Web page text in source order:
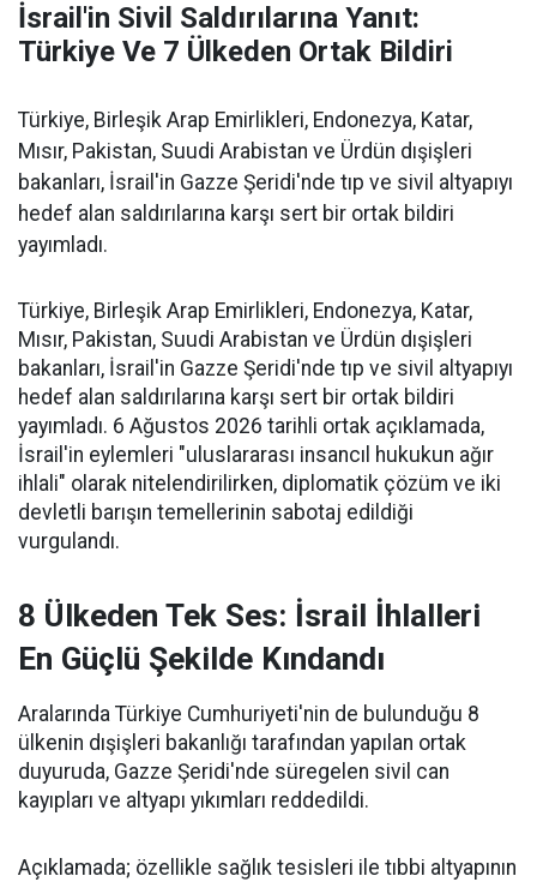
İsrail'in Sivil Saldırılarına Yanıt:
Türkiye Ve 7 Ülkeden Ortak Bildiri
Türkiye, Birleşik Arap Emirlikleri, Endonezya, Katar,
Mısır, Pakistan, Suudi Arabistan ve Ürdün dışişleri
bakanları, İsrail'in Gazze Şeridi'nde tıp ve sivil altyapıyı
hedef alan saldırılarına karşı sert bir ortak bildiri
yayımladı.
Türkiye, Birleşik Arap Emirlikleri, Endonezya, Katar,
Mısır, Pakistan, Suudi Arabistan ve Ürdün dışişleri
bakanları, İsrail'in Gazze Şeridi'nde tıp ve sivil altyapıyı
hedef alan saldırılarına karşı sert bir ortak bildiri
yayımladı. 6 Ağustos 2026 tarihli ortak açıklamada,
İsrail'in eylemleri "uluslararası insancıl hukukun ağır
ihlali" olarak nitelendirilirken, diplomatik çözüm ve iki
devletli barışın temellerinin sabotaj edildiği
vurgulandı.
8 Ülkeden Tek Ses: İsrail İhlalleri
En Güçlü Şekilde Kındandı
Aralarında Türkiye Cumhuriyeti'nin de bulunduğu 8
ülkenin dışişleri bakanlığı tarafından yapılan ortak
duyuruda, Gazze Şeridi'nde süregelen sivil can
kayıpları ve altyapı yıkımları reddedildi.
Açıklamada; özellikle sağlık tesisleri ile tıbbi altyapının